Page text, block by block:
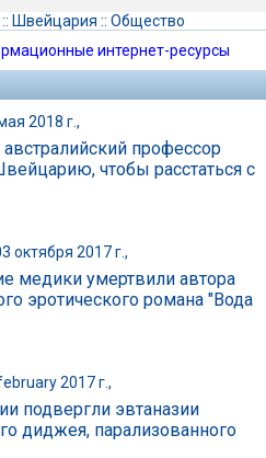
:: Швейцария :: Общество
интернет-ресурсы
2018 г.,
профессор
чтобы расстаться с
октября 2017 г.,
медики умертвили автора
эротического романа "Вода
2017 г.,
подвергли эвтаназии
диджея, парализованного